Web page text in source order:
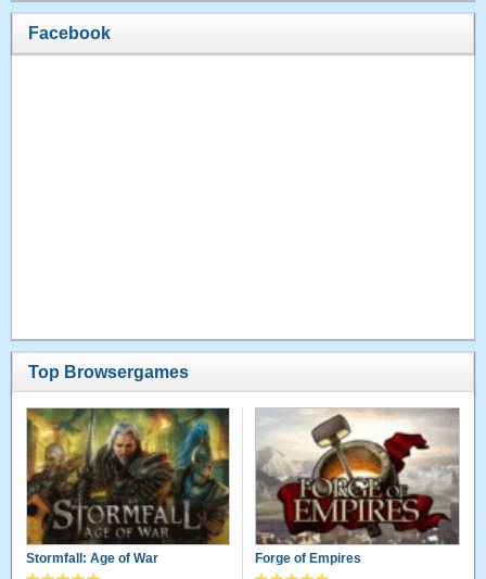
Facebook
Top Browsergames
Stormfall: Age of War Forge of Empires